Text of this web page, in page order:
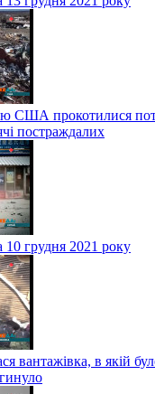
США прокотилися
постраждалих
10 грудня 2021 року
вантажівка, в якій